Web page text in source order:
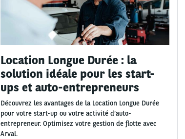
Location Longue Durée : la
solution idéale pour les start-
ups et auto-entrepreneurs
Découvrez les avantages de la Location Longue Durée
pour votre start-up ou votre activité d’auto-
entrepreneur. Optimisez votre gestion de flotte avec
Arval.